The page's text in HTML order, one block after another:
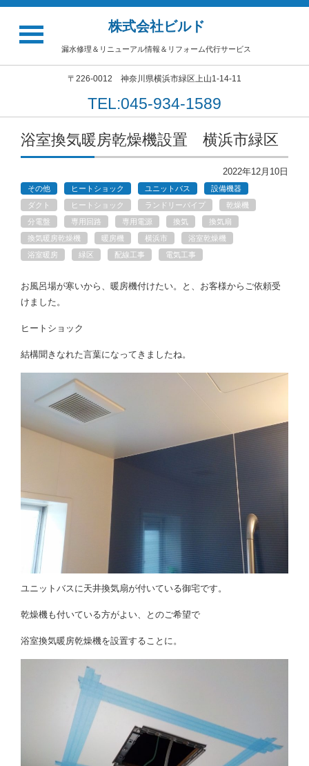
株式会社ビルド
漏水修理＆リニューアル情報＆リフォーム代行サービス
〒226-0012 神奈川県横浜市緑区上山1-14-11
TEL:045-934-1589
浴室換気暖房乾燥機設置 横浜市緑区
2022年12月10日
その他 ヒートショック ユニットバス
設備機器
ダクト
ヒートショック ランドリーパイプ
乾燥機
分電盤
専用回路 専用電源 換気
換気扇
換気暖房乾燥機
暖房機 横浜市
浴室乾燥機
浴室暖房
緑区 配線工事 電気工事
お風呂場が寒いから、暖房機付けたい。と、お客様からご依頼受
けました。
ヒートショック
結構聞きなれた言葉になってきましたね。
ユニットバスに天井換気扇が付いている御宅です。
乾燥機も付いている方がよい、とのご希望で
浴室換気暖房乾燥機を設置することに。